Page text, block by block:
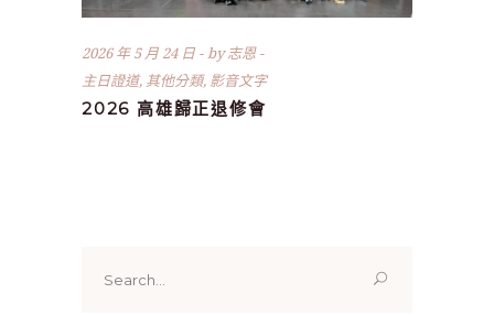
2026 年 5 月 24 日 by志恩
主日證道, 其他分類, 影音文字
2026 高雄歸正退修會
for: